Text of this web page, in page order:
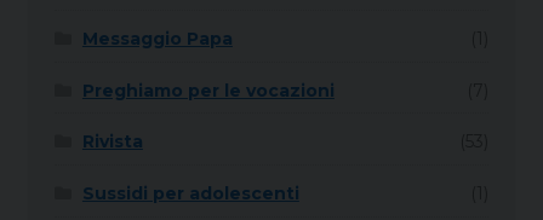
Messaggio Papa
Preghiamo per le vocazioni
Rivista
Sussidi per adolescenti